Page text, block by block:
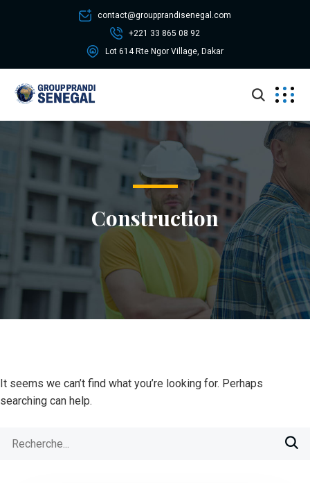
contact@groupprandisenegal.com
+221 33 865 08 92
Lot 614 Rte Ngor Village, Dakar
Construction
It seems we can’t find what you’re looking for. Perhaps
searching can help.